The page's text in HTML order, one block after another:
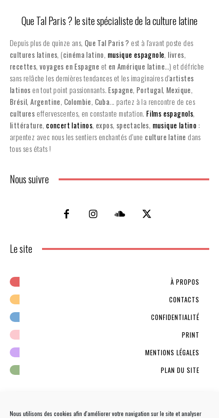
Nous utilisons des cookies afin d'améliorer votre navigation sur le site et analyser
Que Tal Paris ? le site spécialiste de la culture latine
Depuis plus de quinze ans, Que Tal Paris ? est à l'avant poste des
cultures latines, (cinéma latino, musique espagnole, livres,
recettes,voyages en Espagne et en Amérique latine…) et défriche
sans relâche les dernières tendances et les imaginaires d'artistes
latinos en tout point passionnants. Espagne, Portugal, Mexique,
Brésil,Argentine, Colombie, Cuba... partez à la rencontre de ces
cultures effervescentes, en constante mutation. Films espagnols,
littérature, concert latinos, expos, spectacles, musique latino :
arpentez avec nous les sentiers enchantés d’une culture latine dans
tous ses états !
Nous suivre
Le site
À PROPOS
CONTACTS
CONFIDENTIALITÉ
PRINT
MENTIONS LÉGALES
PLAN DU SITE